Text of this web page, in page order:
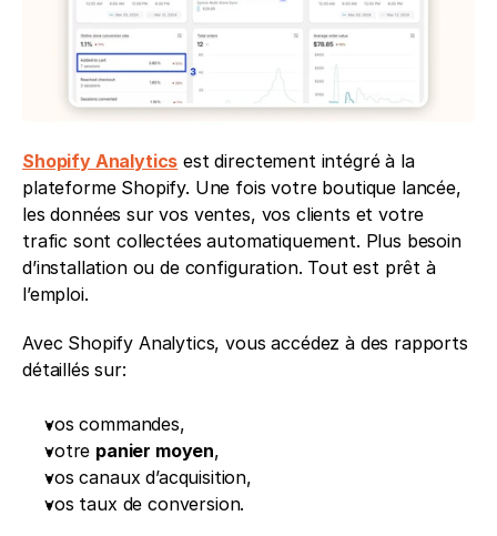
Shopify Analytics est directement intégré à la
plateforme Shopify. Une fois votre boutique lancée,
les données sur vos ventes, vos clients et votre
trafic sont collectées automatiquement. Plus besoin
d’installation ou de configuration. Tout est prêt à
l’emploi.
Avec Shopify Analytics, vous accédez à des rapports
détaillés sur:
vos commandes,
votre panier moyen,
vos canaux d’acquisition,
vos taux de conversion.